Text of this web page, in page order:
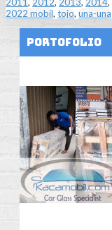
2022 mobil, tojo, una-una
Portofolio